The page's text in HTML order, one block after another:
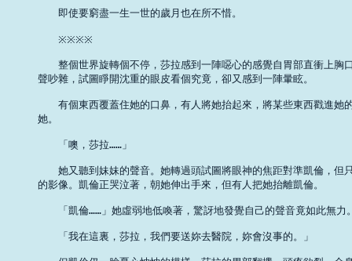
即使要窮盡一生一世的歲月也在所不惜。
※※※※
整個世界旋轉個不停，莎拉感到一陣噁心的感覺自胃部直衝上胸
聲吵雜，試圖睜開沈重的眼皮看個究竟，卻又感到一陣暈眩。
有個東西覆蓋住她的口鼻，有人將她抬起來，將某些東西戳進她
她。
「噢，莎拉……」
她又聽到妹妹的聲音。她轉過頭試圖將眼神的焦距對準凱倫，但
的影像。凱倫正哭泣著，朝她伸出手來，但有人把她抬離凱倫。
「凱倫……」她虛弱地低喚著，驚訝地發覺自己的聲音竟如此無
「我在這裏，莎拉，我們要送妳去醫院，妳會沒事的。」